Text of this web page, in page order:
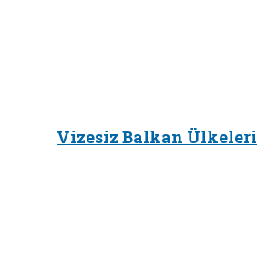
Vizesiz Balkan Ülkeleri